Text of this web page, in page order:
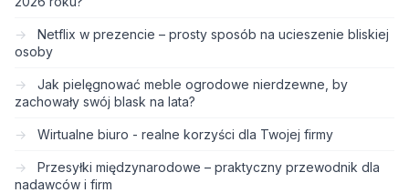
Netflix w prezencie – prosty sposób na ucieszenie bliskiej
osoby
Jak pielęgnować meble ogrodowe nierdzewne, by
zachowały swój blask na lata?
Wirtualne biuro - realne korzyści dla Twojej firmy
Przesyłki międzynarodowe – praktyczny przewodnik dla
nadawców i firm